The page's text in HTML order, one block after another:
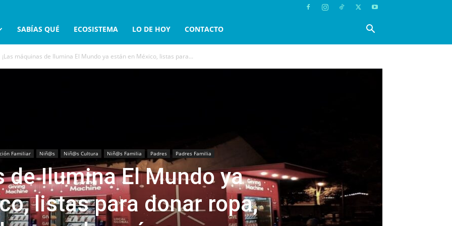
SABÍAS QUÉ ECOSISTEMA LO DE HOY CONTACTO
¡Las máquinas de Ilumina El Mundo ya están en México, listas para...
Familiar Niñ@s Niñ@s Cultura Niñ@s Familia Padres Padres Familia
de Ilumina El Mundo ya
listas para donar ropa,